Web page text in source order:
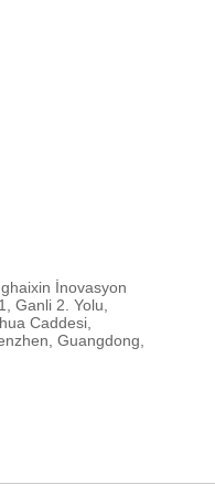
İnovasyon
Ganli 2. Yolu,
Caddesi,
Guangdong,